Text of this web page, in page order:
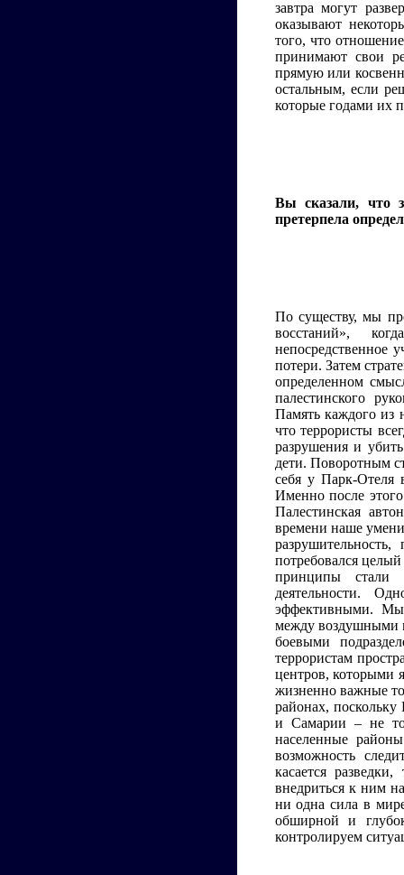
завтра могут
оказывают
того, что
принимают свои
прямую или
остальным, если
которые годами их
Вы сказали, что
претерпела
По существу, мы
восстаний»,
непосредственное
потери. Затем
определенном
палестинского
Память каждого из
что террористы
разрушения и
дети. Поворотным
себя у Парк-Отеля
Именно после
Палестинская
времени наше
потребовался
принципы стали
деятельности.
эффективными. Мы
между воздушными
боевыми
террористам
центров, которыми
жизненно важные
районах, поскольку
и Самарии – не
населенные
возможность
касается
внедриться к ним
ни одна сила в
обширной и
контролируем